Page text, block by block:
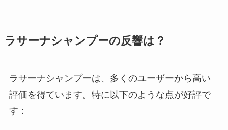
ラサーナシャンプーの反響は？
ラサーナシャンプーは、多くのユーザーから高い
評価を得ています。特に以下のような点が好評で
す：